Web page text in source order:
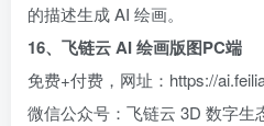
的描述生成 AI 绘画。
16、飞链云 AI 绘画版图PC端
免费+付费，网址：https://
微信公众号：飞链云 3D 数字生